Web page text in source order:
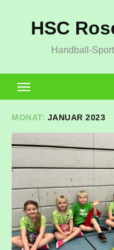
HSC
Handball-
MONAT: JANUAR 2023